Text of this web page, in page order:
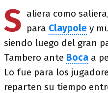
S aliera como
para Claypole y
siendo luego del gran
Tambero ante Boca a
Lo fue para los
reparten su tiempo